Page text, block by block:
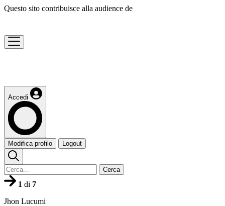
Questo sito contribuisce alla audience de
Accedi
Modifica profilo Logout
Cerca
1 di 7
Jhon Lucumi